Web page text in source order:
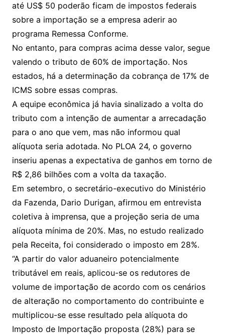
até US$ 50 poderão ficam de impostos federais
sobre a importação se a empresa aderir ao
programa Remessa Conforme.
No entanto, para compras acima desse valor, segue
valendo o tributo de 60% de importação. Nos
estados, há a determinação da cobrança de 17% de
ICMS sobre essas compras.
A equipe econômica já havia sinalizado a volta do
tributo com a intenção de aumentar a arrecadação
para o ano que vem, mas não informou qual
alíquota seria adotada. No PLOA 24, o governo
inseriu apenas a expectativa de ganhos em torno de
R$ 2,86 bilhões com a volta da taxação.
Em setembro, o secretário-executivo do Ministério
da Fazenda, Dario Durigan, afirmou em entrevista
coletiva à imprensa, que a projeção seria de uma
alíquota mínima de 20%. Mas, no estudo realizado
pela Receita, foi considerado o imposto em 28%.
“A partir do valor aduaneiro potencialmente
tributável em reais, aplicou-se os redutores de
volume de importação de acordo com os cenários
de alteração no comportamento do contribuinte e
multiplicou-se esse resultado pela alíquota do
Imposto de Importação proposta (28%) para se